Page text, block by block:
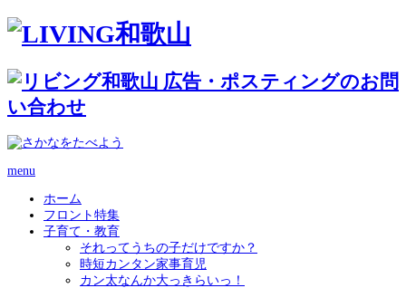
menu
ホーム
フロント特集
子育て・教育
それってうちの子だけですか？
時短カンタン家事育児
カン太なんか大っきらいっ！